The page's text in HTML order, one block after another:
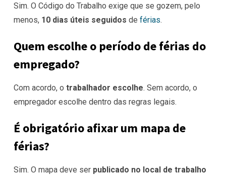
Sim. O Código do Trabalho exige que se gozem, pelo
menos, 10 dias úteis seguidos de férias.
Quem escolhe o período de férias do
empregado?
Com acordo, o trabalhador escolhe. Sem acordo, o
empregador escolhe dentro das regras legais.
É obrigatório afixar um mapa de
férias?
Sim. O mapa deve ser publicado no local de trabalho